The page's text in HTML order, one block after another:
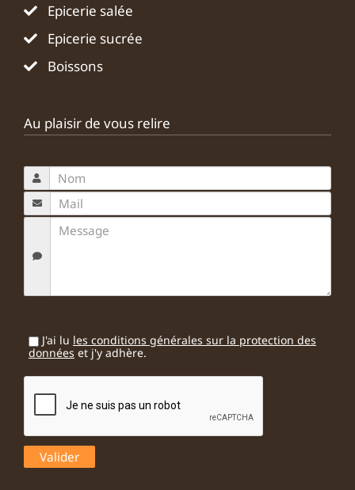
Epicerie salée
Epicerie sucrée
Boissons
Au plaisir de vous relire
J'ai lu les conditions générales sur la protection des
données et j'y adhère.